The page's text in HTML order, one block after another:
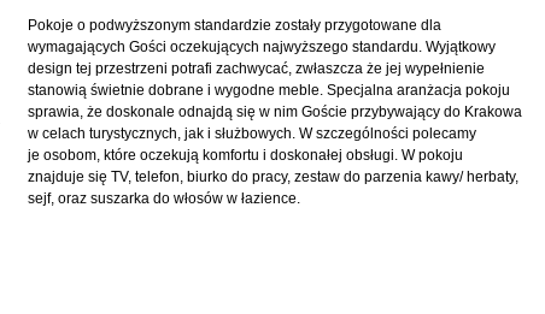
Pokoje o podwyższonym standardzie zostały przygotowane dla
wymagających Gości oczekujących najwyższego standardu. Wyjątkowy
design tej przestrzeni potrafi zachwycać, zwłaszcza że jej wypełnienie
stanowią świetnie dobrane i wygodne meble. Specjalna aranżacja pokoju
sprawia, że doskonale odnajdą się w nim Goście przybywający do Krakowa
w celach turystycznych, jak i służbowych. W szczególności polecamy
je osobom, które oczekują komfortu i doskonałej obsługi. W pokoju
znajduje się TV, telefon, biurko do pracy, zestaw do parzenia kawy/ herbaty,
sejf, oraz suszarka do włosów w łazience.